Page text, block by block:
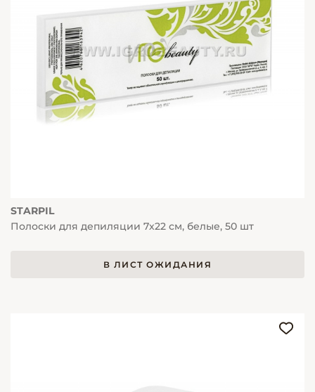
STARPIL
Полоски для депиляции 7х22 см, белые, 50 шт
В ЛИСТ ОЖИДАНИЯ